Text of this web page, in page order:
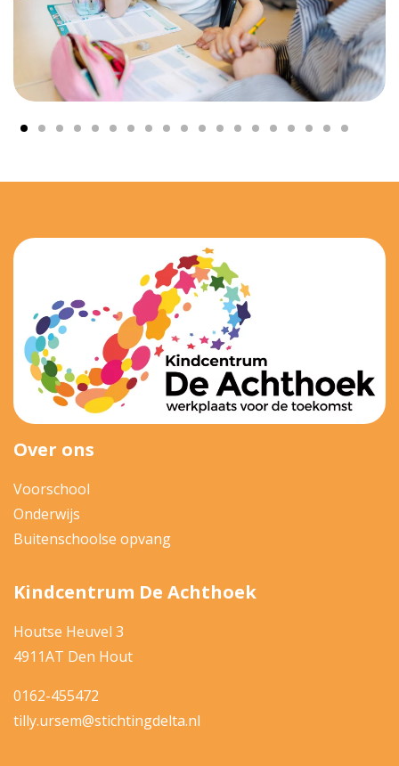
Over ons
Voorschool
Onderwijs
Buitenschoolse opvang
Kindcentrum De Achthoek
Houtse Heuvel 3
4911AT Den Hout
0162-455472
tilly.ursem@stichtingdelta.nl